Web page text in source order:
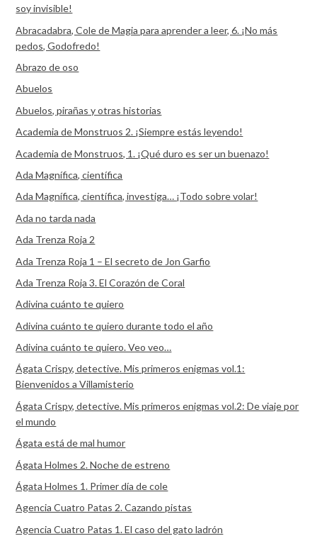
soy invisible!
Abracadabra, Cole de Magia para aprender a leer, 6. ¡No más
pedos, Godofredo!
Abrazo de oso
Abuelos
Abuelos, pirañas y otras historias
Academia de Monstruos 2. ¡Siempre estás leyendo!
Academia de Monstruos, 1. ¡Qué duro es ser un buenazo!
Ada Magnífica, científica
Ada Magnífica, científica, investiga… ¡Todo sobre volar!
Ada no tarda nada
Ada Trenza Roja 2
Ada Trenza Roja 1 – El secreto de Jon Garfio
Ada Trenza Roja 3. El Corazón de Coral
Adivina cuánto te quiero
Adivina cuánto te quiero durante todo el año
Adivina cuánto te quiero. Veo veo…
Ágata Crispy, detective. Mis primeros enigmas vol.1:
Bienvenidos a Villamisterio
Ágata Crispy, detective. Mis primeros enigmas vol.2: De viaje por
el mundo
Ágata está de mal humor
Ágata Holmes 2. Noche de estreno
Ágata Holmes 1. Primer día de cole
Agencia Cuatro Patas 2. Cazando pistas
Agencia Cuatro Patas 1. El caso del gato ladrón